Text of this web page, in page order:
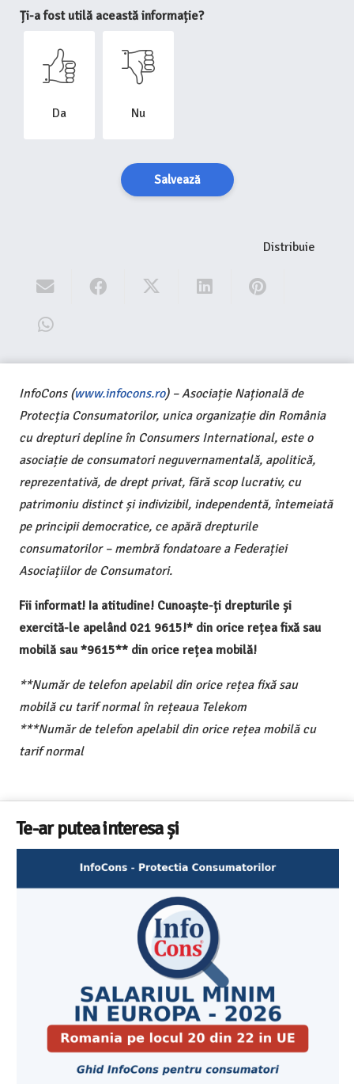
Ți-a fost utilă această informație?
Da Nu
Salvează
Distribuie
InfoCons (www.infocons.ro) – Asociație Națională de
Protecția Consumatorilor, unica organizație din România
cu drepturi depline în Consumers International, este o
asociație de consumatori neguvernamentală, apolitică,
reprezentativă, de drept privat, fără scop lucrativ, cu
patrimoniu distinct și indivizibil, independentă, întemeiată
pe principii democratice, ce apără drepturile
consumatorilor – membră fondatoare a Federației
Asociațiilor de Consumatori.
Fii informat! Ia atitudine! Cunoaște-ți drepturile și
exercită-le apelând 021 9615!* din orice rețea fixă sau
mobilă sau *9615** din orice rețea mobilă!
**Număr de telefon apelabil din orice rețea fixă sau
mobilă cu tarif normal în rețeaua Telekom
***Număr de telefon apelabil din orice rețea mobilă cu
tarif normal
Te-ar putea interesa și